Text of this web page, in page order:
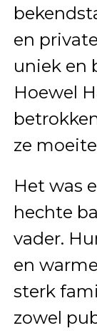
en
uniek en
Hoewel
ze
Het was
hechte
vader.
en
sterk
zowel